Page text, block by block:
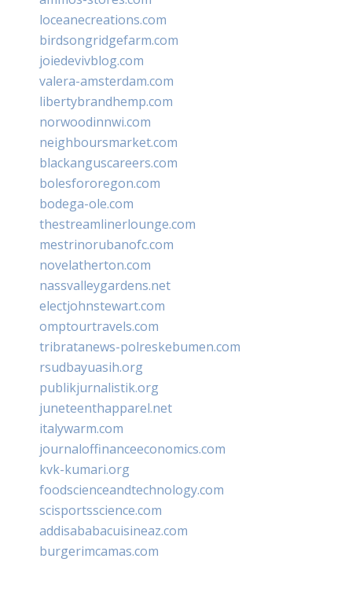
loceanecreations.com
birdsongridgefarm.com
joiedevivblog.com
valera-amsterdam.com
libertybrandhemp.com
norwoodinnwi.com
neighboursmarket.com
blackanguscareers.com
bolesfororegon.com
bodega-ole.com
thestreamlinerlounge.com
mestrinorubanofc.com
novelatherton.com
nassvalleygardens.net
electjohnstewart.com
omptourtravels.com
tribratanews-polreskebumen.com
rsudbayuasih.org
publikjurnalistik.org
juneteenthapparel.net
italywarm.com
journaloffinanceeconomics.com
kvk-kumari.org
foodscienceandtechnology.com
scisportsscience.com
addisababacuisineaz.com
burgerimcamas.com